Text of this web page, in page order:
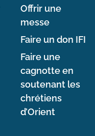
Offrir une
messe
Faire un don IFI
Faire une
cagnotte en
soutenant les
chrétiens
d’Orient